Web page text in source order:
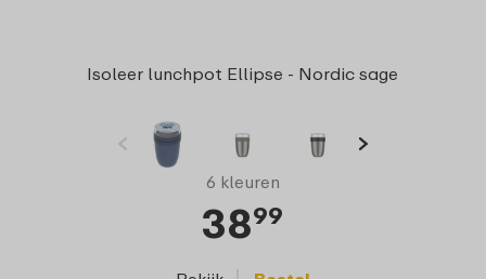
Isoleer lunchpot Ellipse - Nordic sage
6 kleuren
3899